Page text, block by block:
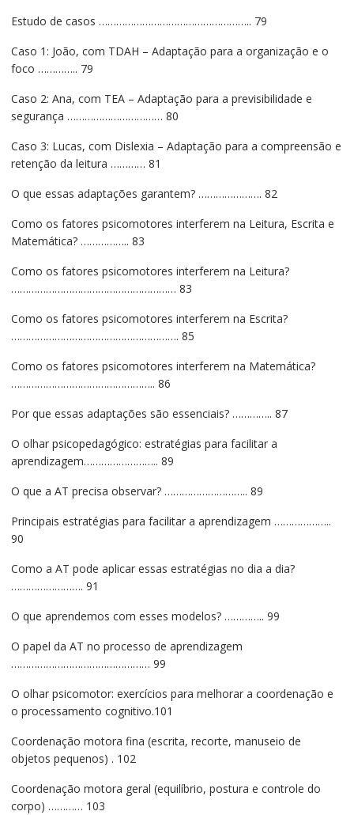
Estudo de casos …………………………………………….. 79
Caso 1: João, com TDAH – Adaptação para a organização e o
foco ………….. 79
Caso 2: Ana, com TEA – Adaptação para a previsibilidade e
segurança …………………………… 80
Caso 3: Lucas, com Dislexia – Adaptação para a compreensão e
retenção da leitura ………… 81
O que essas adaptações garantem? …………………. 82
Como os fatores psicomotores interferem na Leitura, Escrita e
Matemática? …………….. 83
Como os fatores psicomotores interferem na Leitura?
………………………………………………… 83
Como os fatores psicomotores interferem na Escrita?
…………………………………………………. 85
Como os fatores psicomotores interferem na Matemática?
………………………………………….. 86
Por que essas adaptações são essenciais? ………….. 87
O olhar psicopedagógico: estratégias para facilitar a
aprendizagem…………………….. 89
O que a AT precisa observar? ……………………….. 89
Principais estratégias para facilitar a aprendizagem ………………..
90
Como a AT pode aplicar essas estratégias no dia a dia?
……………………. 91
O que aprendemos com esses modelos? ………….. 99
O papel da AT no processo de aprendizagem
………………………………………… 99
O olhar psicomotor: exercícios para melhorar a coordenação e
o processamento cognitivo.101
Coordenação motora fina (escrita, recorte, manuseio de
objetos pequenos) . 102
Coordenação motora geral (equilíbrio, postura e controle do
corpo) ………… 103